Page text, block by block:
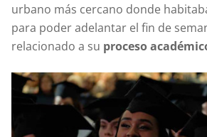
urbano más cercano donde
para poder adelantar el fin de
relacionado a su proceso